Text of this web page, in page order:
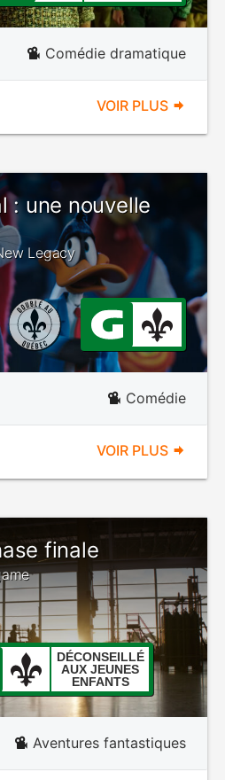
Comédie dramatique
VOIR PLUS
: une nouvelle
Legacy
Comédie
VOIR PLUS
finale
DÉCONSEILLÉ
AUX JEUNES
ENFANTS
Aventures fantastiques